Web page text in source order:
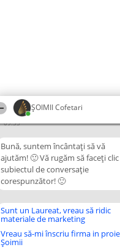
ȘOIMII Cofetari
09:33
Bună, suntem încântați să vă
ajutăm! 🙂 Vă rugăm să faceți
subiectul de conversație
corespunzător! 🙂
Sunt un Laureat, vreau să ridic
materiale de marketing
Vreau să-mi înscriu firma in
Șoimii